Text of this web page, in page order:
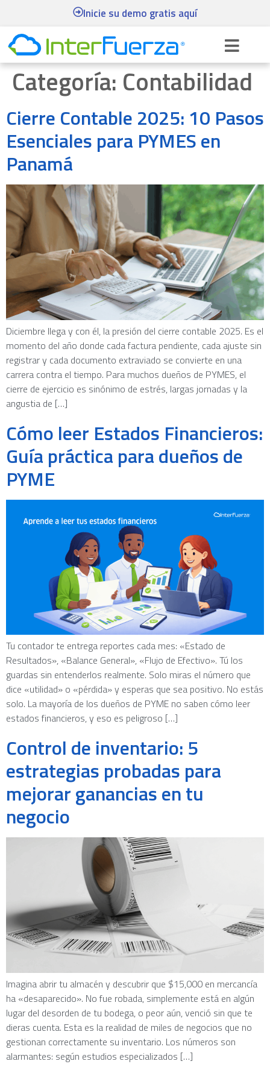
Inicie su demo gratis aquí
Categoría: Contabilidad
Cierre Contable 2025: 10 Pasos
Esenciales para PYMES en
Panamá
Diciembre llega y con él, la presión del cierre contable 2025. Es el
momento del año donde cada factura pendiente, cada ajuste sin
registrar y cada documento extraviado se convierte en una
carrera contra el tiempo. Para muchos dueños de PYMES, el
cierre de ejercicio es sinónimo de estrés, largas jornadas y la
angustia de […]
Cómo leer Estados Financieros:
Guía práctica para dueños de
PYME
Tu contador te entrega reportes cada mes: «Estado de
Resultados», «Balance General», «Flujo de Efectivo». Tú los
guardas sin entenderlos realmente. Solo miras el número que
dice «utilidad» o «pérdida» y esperas que sea positivo. No estás
solo. La mayoría de los dueños de PYME no saben cómo leer
estados financieros, y eso es peligroso […]
Control de inventario: 5
estrategias probadas para
mejorar ganancias en tu
negocio
Imagina abrir tu almacén y descubrir que $15,000 en mercancía
ha «desaparecido». No fue robada, simplemente está en algún
lugar del desorden de tu bodega, o peor aún, venció sin que te
dieras cuenta. Esta es la realidad de miles de negocios que no
gestionan correctamente su inventario. Los números son
alarmantes: según estudios especializados […]